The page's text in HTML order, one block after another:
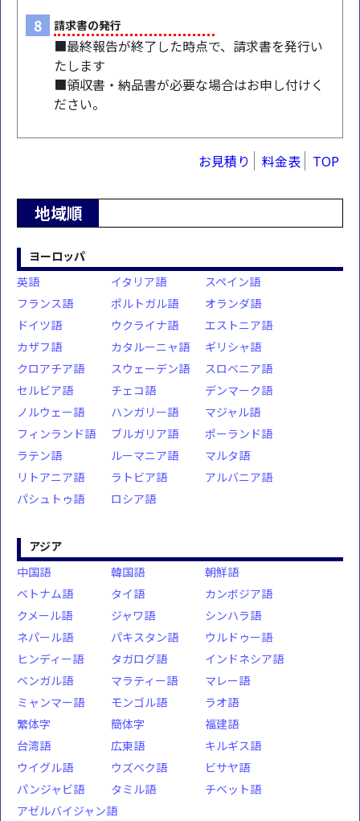
8 請求書の発行
■最終報告が終了した時点で、請求書を発行い
たします
■領収書・納品書が必要な場合はお申し付けく
ださい。
お見積り 料金表 TOP
地域順
ヨーロッパ
英語
イタリア語
スペイン語
フランス語
ポルトガル語
オランダ語
ドイツ語
ウクライナ語
エストニア語
カザフ語
カタルーニャ語
ギリシャ語
クロアチア語
スウェーデン語
スロベニア語
セルビア語
チェコ語
デンマーク語
ノルウェー語
ハンガリー語
マジャル語
フィンランド語
ブルガリア語
ポーランド語
ラテン語
ルーマニア語
マルタ語
リトアニア語
ラトビア語
アルバニア語
パシュトゥ語
ロシア語
アジア
中国語
韓国語
朝鮮語
ベトナム語
タイ語
カンボジア語
クメール語
ジャワ語
シンハラ語
ネパール語
パキスタン語
ウルドゥー語
ヒンディー語
タガログ語
インドネシア語
ベンガル語
マラティー語
マレー語
ミャンマー語
モンゴル語
ラオ語
繁体字
簡体字
福建語
台湾語
広東語
キルギス語
ウイグル語
ウズベク語
ビサヤ語
パンジャビ語
タミル語
チベット語
アゼルバイジャン語